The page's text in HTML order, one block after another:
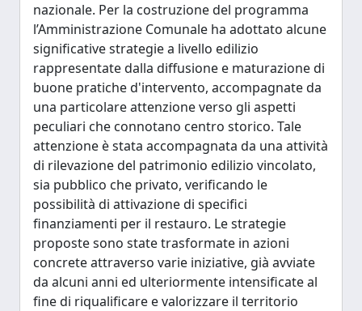
nazionale. Per la costruzione del programma
l’Amministrazione Comunale ha adottato alcune
significative strategie a livello edilizio
rappresentate dalla diffusione e maturazione di
buone pratiche d'intervento, accompagnate da
una particolare attenzione verso gli aspetti
peculiari che connotano centro storico. Tale
attenzione è stata accompagnata da una attività
di rilevazione del patrimonio edilizio vincolato,
sia pubblico che privato, verificando le
possibilità di attivazione di specifici
finanziamenti per il restauro. Le strategie
proposte sono state trasformate in azioni
concrete attraverso varie iniziative, già avviate
da alcuni anni ed ulteriormente intensificate al
fine di riqualificare e valorizzare il territorio